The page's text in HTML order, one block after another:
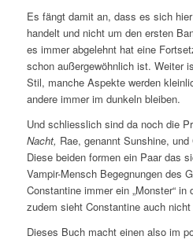
Es fängt damit an, dass es sich
handelt und nicht um den ersten
es immer abgelehnt hat eine
schon außergewöhnlich ist. Weiter
Stil, manche Aspekte werden
andere immer im dunkeln bleiben.
Und schliesslich sind da noch die
Nacht, Rae, genannt Sunshine,
Diese beiden formen ein Paar das
Vampir-Mensch Begegnungen des
Constantine immer ein „Monster“
zudem sieht Constantine auch
Dieses Buch macht einen also im